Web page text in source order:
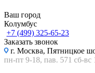
Ваш город
Колумбус
+7 (499) 325-65-23
Заказать звонок
г. Москва, Пятницкое
пн-пт 9-18, пав. 571 сб-вс